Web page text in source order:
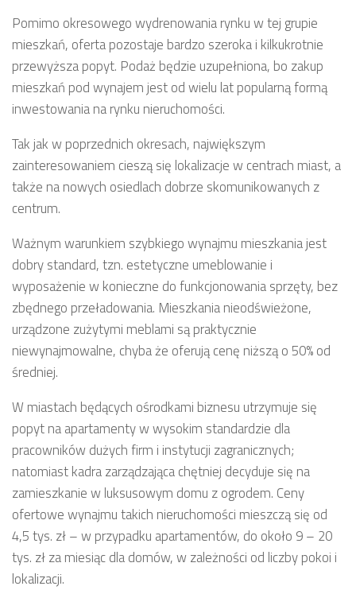
Pomimo okresowego wydrenowania rynku w tej grupie
mieszkań, oferta pozostaje bardzo szeroka i kilkukrotnie
przewyższa popyt. Podaż będzie uzupełniona, bo zakup
mieszkań pod wynajem jest od wielu lat popularną formą
inwestowania na rynku nieruchomości.
Tak jak w poprzednich okresach, największym
zainteresowaniem cieszą się lokalizacje w centrach miast, a
także na nowych osiedlach dobrze skomunikowanych z
centrum.
Ważnym warunkiem szybkiego wynajmu mieszkania jest
dobry standard, tzn. estetyczne umeblowanie i
wyposażenie w konieczne do funkcjonowania sprzęty, bez
zbędnego przeładowania. Mieszkania nieodświeżone,
urządzone zużytymi meblami są praktycznie
niewynajmowalne, chyba że oferują cenę niższą o 50% od
średniej.
W miastach będących ośrodkami biznesu utrzymuje się
popyt na apartamenty w wysokim standardzie dla
pracowników dużych firm i instytucji zagranicznych;
natomiast kadra zarządzająca chętniej decyduje się na
zamieszkanie w luksusowym domu z ogrodem. Ceny
ofertowe wynajmu takich nieruchomości mieszczą się od
4,5 tys. zł – w przypadku apartamentów, do około 9 – 20
tys. zł za miesiąc dla domów, w zależności od liczby pokoi i
lokalizacji.